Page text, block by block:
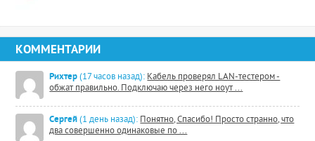
КОММЕНТАРИИ
Рихтер (17 часов назад): Кабель проверял LAN-тестером -
обжат правильно. Подключаю через него ноут ...
Сергей (1 день назад): Понятно, Спасибо! Просто странно, что
два совершенно одинаковые по ...